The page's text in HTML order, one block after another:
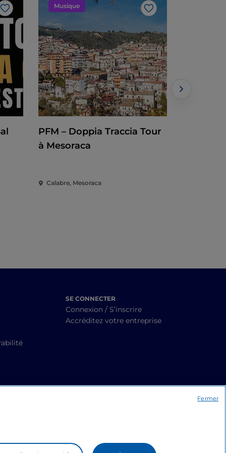
J’aime
Musique
J’aime
PFM – Doppia Traccia Tour
à Mesoraca
Calabre, Mesoraca
SE CONNECTER
Connexion / S’inscrire
Accréditez votre entreprise
Fermer